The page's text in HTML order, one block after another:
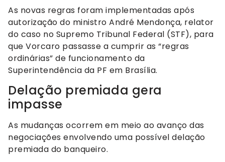
As novas regras foram implementadas após
autorização do ministro André Mendonça, relator
do caso no Supremo Tribunal Federal (STF), para
que Vorcaro passasse a cumprir as “regras
ordinárias” de funcionamento da
Superintendência da PF em Brasília.
Delação premiada gera
impasse
As mudanças ocorrem em meio ao avanço das
negociações envolvendo uma possível delação
premiada do banqueiro.